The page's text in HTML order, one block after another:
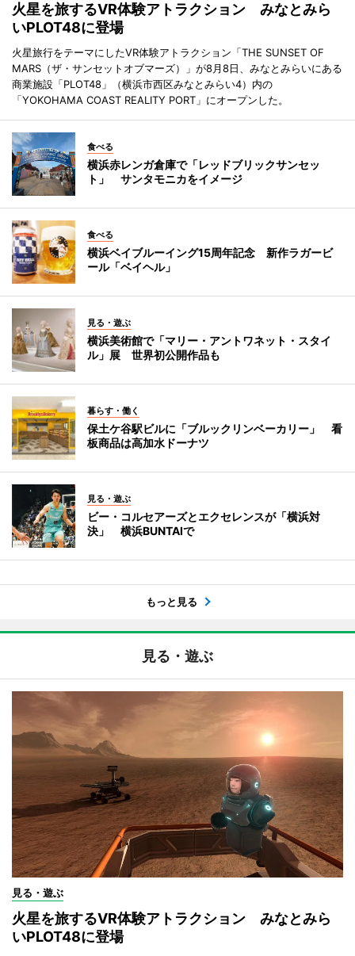
火星を旅するVR体験アトラクション みなとみら
いPLOT48に登場
火星旅行をテーマにしたVR体験アトラクション「THE SUNSET OF
MARS（ザ・サンセットオブマーズ）」が8月8日、みなとみらいにある
商業施設「PLOT48」（横浜市西区みなとみらい4）内の
「YOKOHAMA COAST REALITY PORT」にオープンした。
食べる
横浜赤レンガ倉庫で「レッドブリックサンセッ
ト」 サンタモニカをイメージ
食べる
横浜ベイブルーイング15周年記念 新作ラガービ
ール「ベイヘル」
見る・遊ぶ
横浜美術館で「マリー・アントワネット・スタイ
ル」展 世界初公開作品も
暮らす・働く
保土ケ谷駅ビルに「ブルックリンベーカリー」 看
板商品は高加水ドーナツ
見る・遊ぶ
ビー・コルセアーズとエクセレンスが「横浜対
決」 横浜BUNTAIで
もっと見る
見る・遊ぶ
見る・遊ぶ
火星を旅するVR体験アトラクション みなとみら
いPLOT48に登場